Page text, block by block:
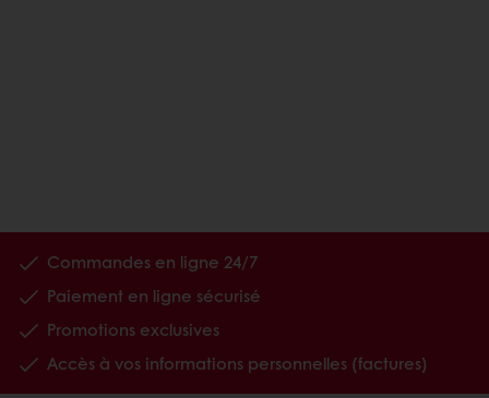
Commandes en ligne 24/7
Paiement en ligne sécurisé
Promotions exclusives
Accès à vos informations personnelles (factures)